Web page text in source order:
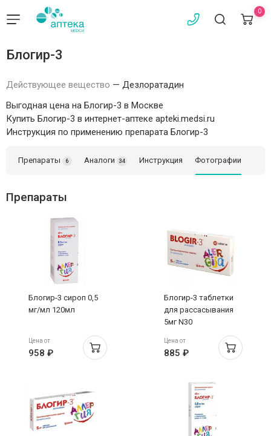
0
Блогир-3
Действующее вещество — Дезлоратадин
Выгодная цена на Блогир-3 в Москве
Купить Блогир-3 в интернет-аптеке apteki.medsi.ru
Инструкция по применению препарата Блогир-3
Препараты 6 Аналоги 34 Инструкция Фотографии
Препараты
Блогир-3 сироп 0,5
мг/мл 120мл
Цена от
958 ₽
Блогир-3 таблетки
для рассасывания
5мг N30
Цена от
885 ₽